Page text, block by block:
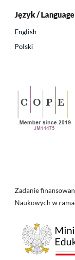
Język / Language
English
Polski
Zadanie
Naukowych w